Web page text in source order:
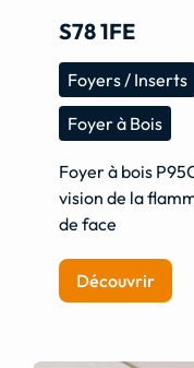
S78 1FE
Foyers / Inserts
Foyer à Bois
Foyer à bois
vision de la
de face
Découvrir